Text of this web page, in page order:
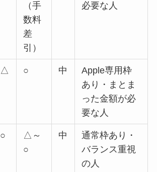
（手
数料
差
引）
必要な人
△ ○ 中
Apple専用枠
あり・まとま
った金額が必
要な人
○
△～
○
中
通常枠あり・
バランス重視
の人